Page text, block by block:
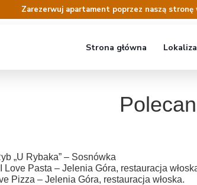
„U Rybaka” – Sosnówka
Love Pasta – Jelenia Góra, restauracja
Pizza – Jelenia Góra, restauracja włoska.
Zarezerwuj apartament poprzez naszą
Strona główna